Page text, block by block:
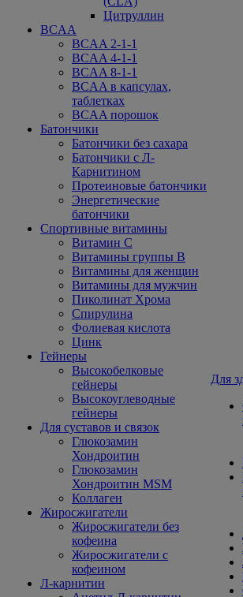
Цитруллин
BCAA
BCAA 2-1-1
BCAA 4-1-1
BCAA 8-1-1
BCAA в капсулах,
таблетках
BCAA порошок
Батончики
Батончики без сахара
Батончики с Л-
Карнитином
Протеиновые батончики
Энергетические
батончики
Спортивные витамины
Витамин С
Витамины группы В
Витамины для женщин
Витамины для мужчин
Пиколинат Хрома
Спирулина
Фолиевая кислота
Цинк
Гейнеры
Высокобелковые
гейнеры
Высокоуглеводные
гейнеры
Для суставов и связок
Глюкозамин
Хондроитин
Глюкозамин
Хондроитин MSM
Коллаген
Жиросжигатели
Жиросжигатели без
кофеина
Жиросжигатели с
кофеином
Л-карнитин
Для